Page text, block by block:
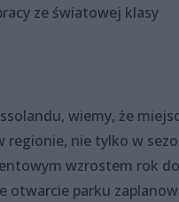
ze światowej klasy
wiemy, że
regionie, nie tylko w
wzrostem rok do
otwarcie parku